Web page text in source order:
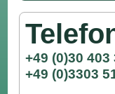
+49 (0)30 403
+49 (0)3303